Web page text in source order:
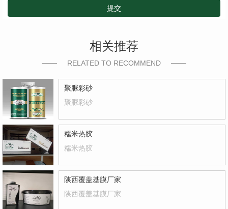
提交
相关推荐
RELATED TO RECOMMEND
聚脲彩砂
聚脲彩砂
糯米热胶
糯米热胶
陕西覆盖基膜厂家
陕西覆盖基膜厂家